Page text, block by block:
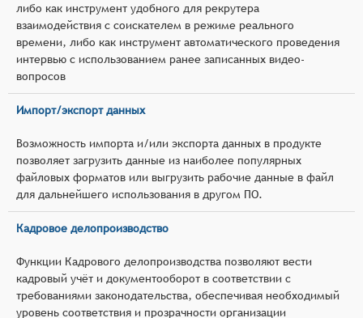
либо как инструмент удобного для рекрутера
взаимодействия с соискателем в режиме реального
времени, либо как инструмент автоматического проведения
интервью с использованием ранее записанных видео-
вопросов
Импорт/экспорт данных
Возможность импорта и/или экспорта данных в продукте
позволяет загрузить данные из наиболее популярных
файловых форматов или выгрузить рабочие данные в файл
для дальнейшего использования в другом ПО.
Кадровое делопроизводство
Функции Кадрового делопроизводства позволяют вести
кадровый учёт и документооборот в соответствии с
требованиями законодательства, обеспечивая необходимый
уровень соответствия и прозрачности организации